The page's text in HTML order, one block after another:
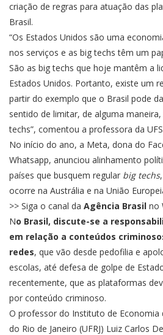
criação de regras para atuação das
Brasil.
“Os Estados Unidos são uma
nos serviços e as big techs têm um
São as big techs que hoje mantêm a
Estados Unidos. Portanto, existe um
partir do exemplo que o Brasil pode
sentido de limitar, de alguma
techs”, comentou a professora da
No início do ano, a Meta, dona do
Whatsapp, anunciou alinhamento
países que busquem regular big techs,
ocorre na Austrália e na União
>> Siga o canal da Agência Brasil no
No Brasil, discute-se a
em relação a conteúdos
redes, que vão desde pedofilia e
escolas, até defesa de golpe de
recentemente, que as plataformas
por conteúdo criminoso.
O professor do Instituto de Economia
do Rio de Janeiro (UFRJ) Luiz Carlos